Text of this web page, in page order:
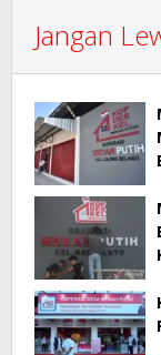
Jangan